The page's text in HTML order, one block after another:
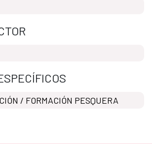
/ FORMACIÓN PESQUERA